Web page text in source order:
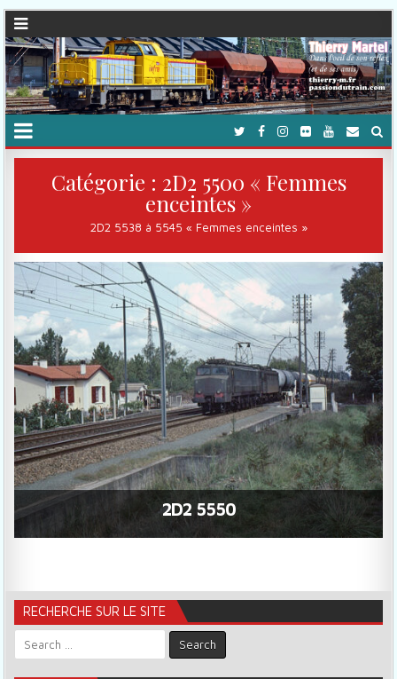
Catégorie : 2D2 5500 « Femmes
enceintes »
2D2 5538 à 5545 « Femmes enceintes »
2D2 5550
RECHERCHE SUR LE SITE
Search for: